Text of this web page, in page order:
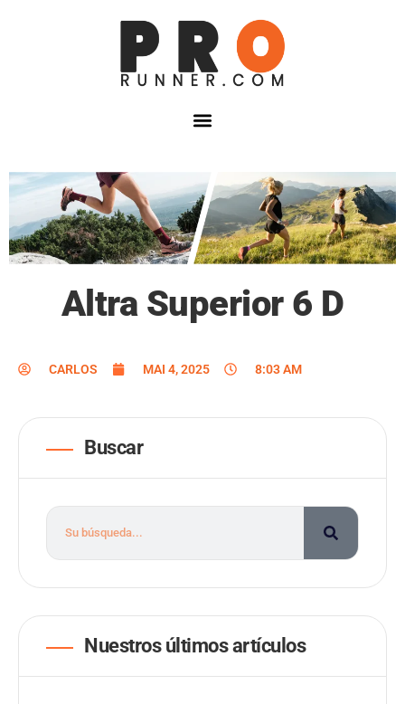
Altra Superior 6 D
CARLOS MAI 4, 2025 8:03 AM
Buscar
Nuestros últimos artículos